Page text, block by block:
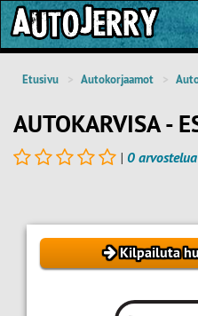
Etusivu Autokorjaamot
AUTOKARVISA -
| 0 arvostelua
Kilpailuta